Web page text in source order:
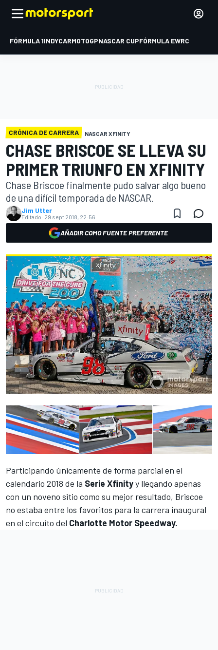
FÓRMULA 1INDYCARMOTOGPNASCAR CUPFÓRMULA EWRC
CRÓNICA DE CARRERA NASCAR XFINITY
CHASE BRISCOE SE LLEVA SU
PRIMER TRIUNFO EN XFINITY
Chase Briscoe finalmente pudo salvar algo bueno
de una difícil temporada de NASCAR.
Jim Utter
Editado: 29 sept 2018, 22:56
AÑADIR COMO FUENTE PREFERENTE
Participando únicamente de forma parcial en el
calendario 2018 de la Serie Xfinityy llegando apenas
con un noveno sitio como su mejor resultado, Briscoe
no estaba entre los favoritos para la carrera inaugural
en el circuito del Charlotte Motor Speedway.